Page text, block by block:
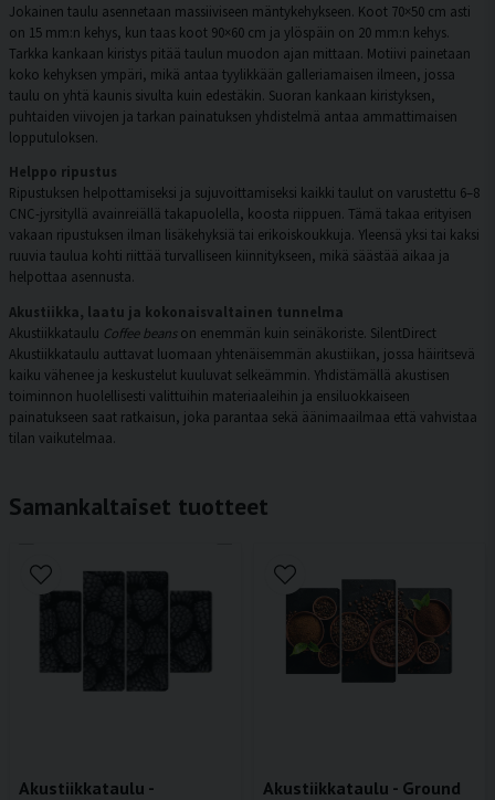
Jokainen taulu asennetaan massiiviseen mäntykehykseen. Koot 70×50 cm asti
on 15 mm:n kehys, kun taas koot 90×60 cm ja ylöspäin on 20 mm:n kehys.
Tarkka kankaan kiristys pitää taulun muodon ajan mittaan. Motiivi painetaan
koko kehyksen ympäri, mikä antaa tyylikkään galleriamaisen ilmeen, jossa
taulu on yhtä kaunis sivulta kuin edestäkin. Suoran kankaan kiristyksen,
puhtaiden viivojen ja tarkan painatuksen yhdistelmä antaa ammattimaisen
lopputuloksen.
Helppo ripustus
Ripustuksen helpottamiseksi ja sujuvoittamiseksi kaikki taulut on varustettu 6–8
CNC-jyrsityllä avainreiällä takapuolella, koosta riippuen. Tämä takaa erityisen
vakaan ripustuksen ilman lisäkehyksiä tai erikoiskoukkuja. Yleensä yksi tai kaksi
ruuvia taulua kohti riittää turvalliseen kiinnitykseen, mikä säästää aikaa ja
helpottaa asennusta.
Akustiikka, laatu ja kokonaisvaltainen tunnelma
Akustiikkataulu Coffee beanson enemmän kuin seinäkoriste. SilentDirect
Akustiikkataulu auttavat luomaan yhtenäisemmän akustiikan, jossa häiritsevä
kaiku vähenee ja keskustelut kuuluvat selkeämmin. Yhdistämällä akustisen
toiminnon huolellisesti valittuihin materiaaleihin ja ensiluokkaiseen
painatukseen saat ratkaisun, joka parantaa sekä äänimaailmaa että vahvistaa
tilan vaikutelmaa.
Samankaltaiset tuotteet
Akustiikkataulu -
Akustiikkataulu - Ground